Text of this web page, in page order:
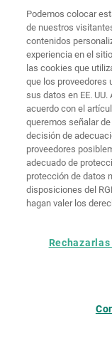
Inicio
Términos y
condiciones
generales
Podemos colocar
de nuestros
contenidos
experiencia en el
las cookies que
que los proveedores
sus datos en EE.
acuerdo con el
queremos señalar
decisión de
proveedores
adecuado de
protección de datos
disposiciones del
hagan valer los